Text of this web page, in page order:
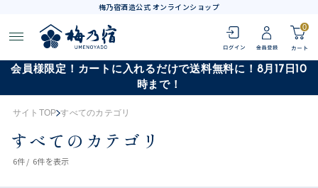
梅乃宿酒造公式 オンラインショップ
0
会員様限定！カートに入れるだけで送料無料に！8月17日10
時まで！
サイトTOP すべてのカテゴリ
すべてのカテゴリ
6件 / 6件を表示